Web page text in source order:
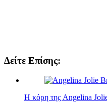
Δείτε Επίσης:
Η κόρη της Angelina